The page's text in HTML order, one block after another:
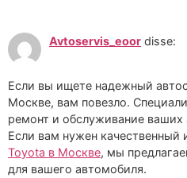
Avtoservis_eoor disse:
Если вы ищете надежный
Москве, вам повезло.
ремонт и обслуживание ваших
Если вам нужен качественный
Toyota в Москве, мы
для вашего автомобиля.